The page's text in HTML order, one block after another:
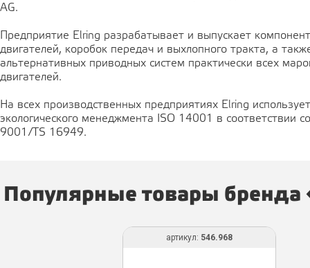
AG.
Предприятие Elring разрабатывает и выпускает
двигателей, коробок передач и выхлопного тракта, а
альтернативных приводных систем практически всех
двигателей.
На всех производственных предприятиях Elring
экологического менеджмента ISO 14001 в соответствии
9001/TS 16949.
Популярные товары бренда
артикул: 546.968